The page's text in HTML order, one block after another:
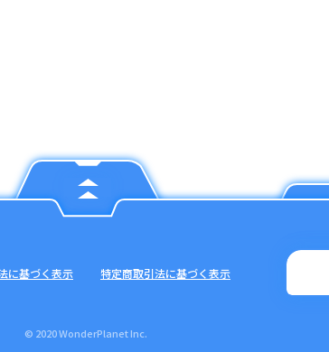
に基づく表示 特定商取引法に基づく表示
© 2020 WonderPlanet Inc.